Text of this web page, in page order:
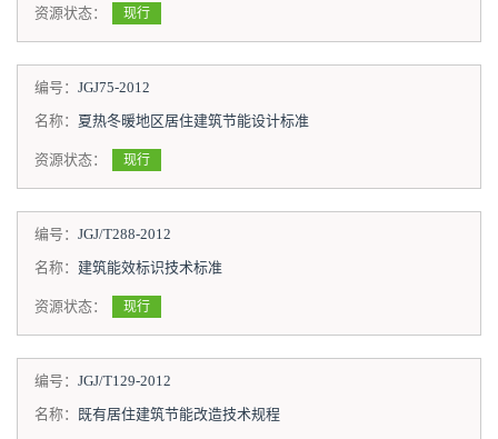
资源状态： 现行
编号： JGJ75-2012
名称： 夏热冬暖地区居住建筑节能设计标准
资源状态： 现行
编号： JGJ/T288-2012
名称： 建筑能效标识技术标准
资源状态： 现行
编号： JGJ/T129-2012
名称：
既有居住建筑节能改造技术规程